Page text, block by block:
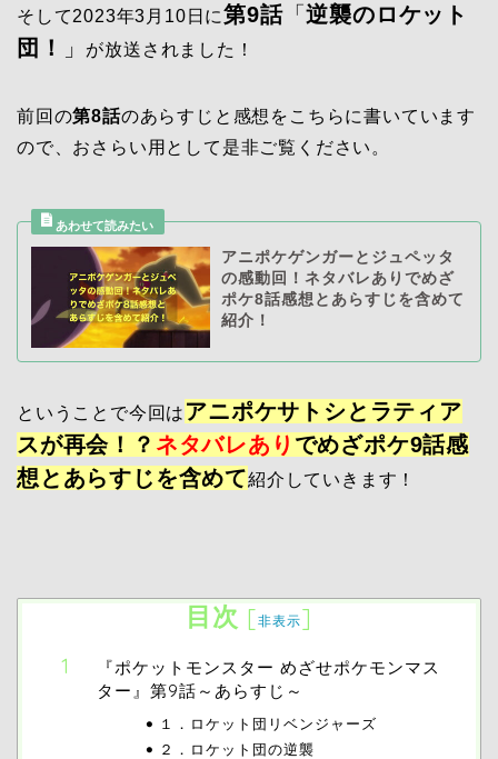
そして2023年3月10日に第9話「逆襲のロケット
団！
」 が放送されました！
前回の第8話のあらすじと感想をこちらに書いています
ので、おさらい用として是非ご覧ください。
アニポケゲンガーとジュペッタ
の感動回！ネタバレありでめざ
ポケ8話感想とあらすじを含めて
紹介！
ということで今回は アニポケサトシとラティア
スが再会！？ ネタバレあり でめざポケ9話感
想とあらすじを含めて紹介していきます！
目次 [非表示]
『ポケットモンスター めざせポケモンマス
ター』第9話～あらすじ～
１．ロケット団リベンジャーズ
２．ロケット団の逆襲